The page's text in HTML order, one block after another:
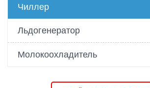
Чиллер
Льдогенератор
Молокоохладитель